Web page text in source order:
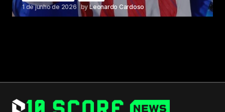
1 de junho de 2026 by Leonardo Cardoso